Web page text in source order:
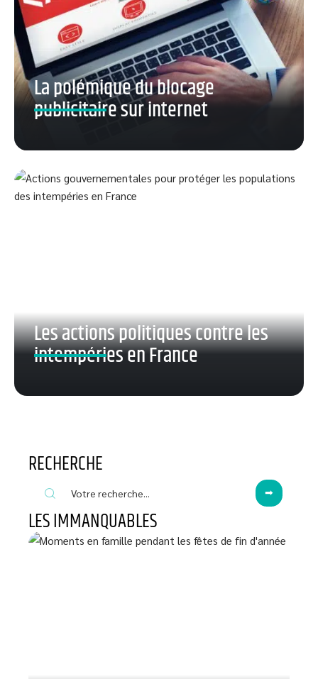
La polémique du blocage
publicitaire sur internet
Les actions politiques contre les
intempéries en France
RECHERCHE
LES IMMANQUABLES